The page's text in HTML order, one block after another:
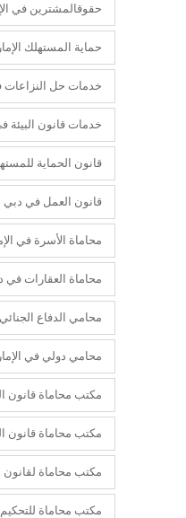
حقوقالمشترين في
حماية المستهلك
خدمات حل النزاعات
خدمات قانون البيئة
قانون الحماية
قانون العمل في دبي
محاماة الأسرة في
محاماة العقارات في
محامي الدفاع
محامي دولي في
مكتب محاماة قانون
مكتب محاماة قانون
مكتب محاماة لقانون
مكتب محاماة